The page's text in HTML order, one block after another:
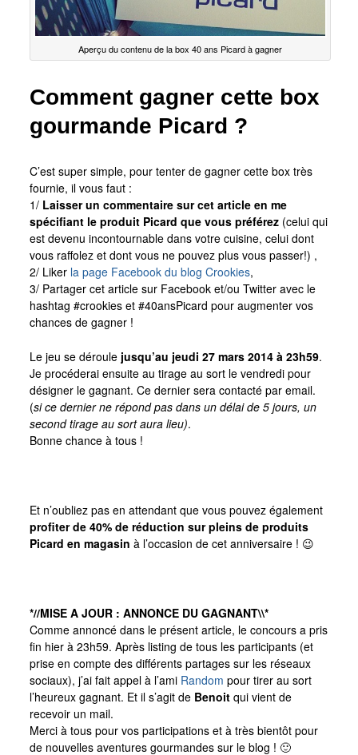
Aperçu du contenu de la box 40 ans Picard à gagner
Comment gagner cette box
gourmande Picard ?
C’est super simple, pour tenter de gagner cette box très
fournie, il vous faut :
1/ Laisser un commentaire sur cet article en me
spécifiant le produit Picard que vous préférez(celui qui
est devenu incontournable dans votre cuisine, celui dont
vous raffolez et dont vous ne pouvez plus vous passer!) ,
2/ Liker la page Facebook du blog Crookies,
3/ Partager cet article sur Facebook et/ou Twitter avec le
hashtag #crookies et #40ansPicard pour augmenter vos
chances de gagner !
Le jeu se déroule jusqu’au jeudi 27 mars 2014 à 23h59.
Je procéderai ensuite au tirage au sort le vendredi pour
désigner le gagnant. Ce dernier sera contacté par email.
(si ce dernier ne répond pas dans un délai de 5 jours, un
second tirage au sort aura lieu).
Bonne chance à tous !
Et n’oubliez pas en attendant que vous pouvez également
profiter de 40% de réduction sur pleins de produits
Picard en magasin à l’occasion de cet anniversaire ! 😉
*//MISE A JOUR : ANNONCE DU GAGNANT\\*
Comme annoncé dans le présent article, le concours a pris
fin hier à 23h59. Après listing de tous les participants (et
prise en compte des différents partages sur les réseaux
sociaux), j’ai fait appel à l’ami Random pour tirer au sort
l’heureux gagnant. Et il s’agit de Benoitqui vient de
recevoir un mail.
Merci à tous pour vos participations et à très bientôt pour
de nouvelles aventures gourmandes sur le blog ! 🙂